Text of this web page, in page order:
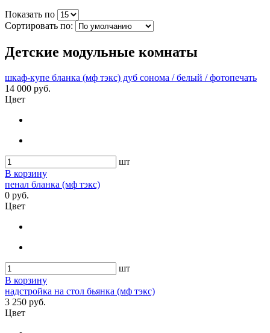
Показать по
Сортировать по:
Детские модульные комнаты
шкаф-купе бланка (мф тэкс) дуб сонома / белый / фотопечать
14 000 руб.
Цвет
шт
В корзину
пенал бланка (мф тэкс)
0 руб.
Цвет
шт
В корзину
надстройка на стол бьянка (мф тэкс)
3 250 руб.
Цвет